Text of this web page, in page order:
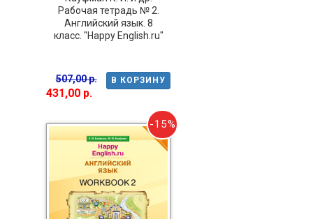
Рабочая тетрадь № 2.
Английский язык. 8
класс. "Happy English.ru"
В КОРЗИНУ
507,00 р.
431,00 р.
-15%